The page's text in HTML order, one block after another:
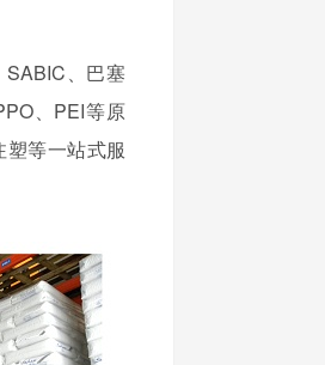
、巴塞
、PEI等原
等一站式服